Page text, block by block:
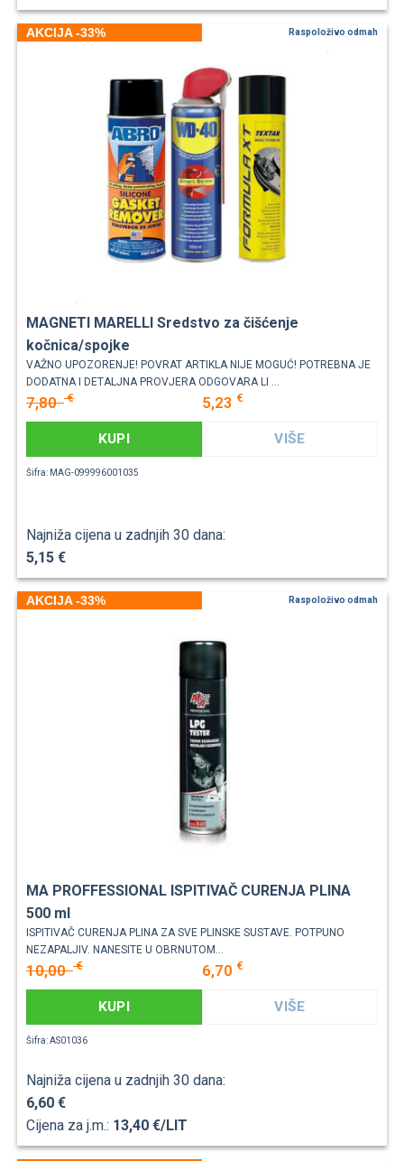
AKCIJA -33% Raspoloživo odmah
MAGNETI MARELLI Sredstvo za čišćenje
kočnica/spojke
VAŽNO UPOZORENJE! POVRAT ARTIKLA NIJE MOGUĆ! POTREBNA JE
DODATNA I DETALJNA PROVJERA ODGOVARA LI ...
7,80€ 5,23 €
KUPI VIŠE
Šifra: MAG-099996001035
Najniža cijena u zadnjih 30 dana:
5,15 €
AKCIJA -33% Raspoloživo odmah
MA PROFFESSIONAL ISPITIVAČ CURENJA PLINA
500 ml
ISPITIVAČ CURENJA PLINA ZA SVE PLINSKE SUSTAVE. POTPUNO
NEZAPALJIV. NANESITE U OBRNUTOM...
10,00€ 6,70 €
KUPI VIŠE
Šifra: AS01036
Najniža cijena u zadnjih 30 dana:
6,60 €
Cijena za j.m.: 13,40 €/LIT